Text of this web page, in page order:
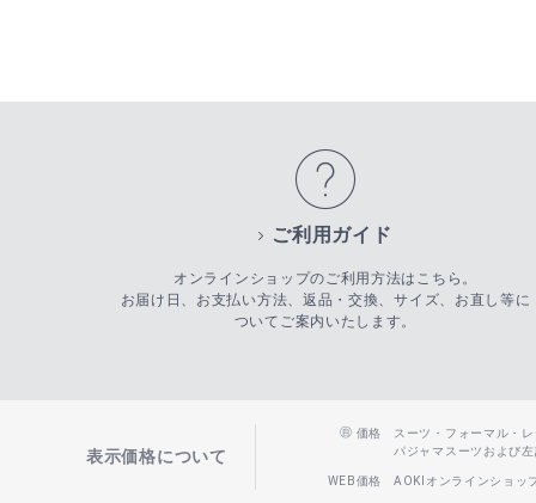
ご利用ガイド
オンラインショップのご利用方法はこちら。
お届け日、お支払い方法、返品・交換、サイズ、お直し等に
ついてご案内いたします。
表示価格について
価格
スーツ・フォーマル・
パジャマスーツおよび
WEB価格 AOKIオンラインショッ